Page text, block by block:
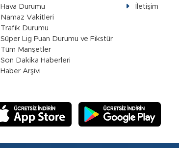
Hava Durumu
Namaz Vakitleri
Trafik Durumu
Süper Lig Puan Durumu ve Fikstür
Tüm Manşetler
Son Dakika Haberleri
Haber Arşivi
İletişim